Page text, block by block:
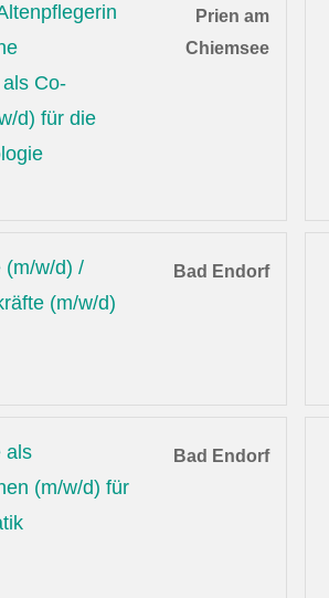
Co-
d) für die
Prien am
Chiemsee
(m/w/d) /
(m/w/d)
Bad Endorf
als
(m/w/d) für
Bad Endorf